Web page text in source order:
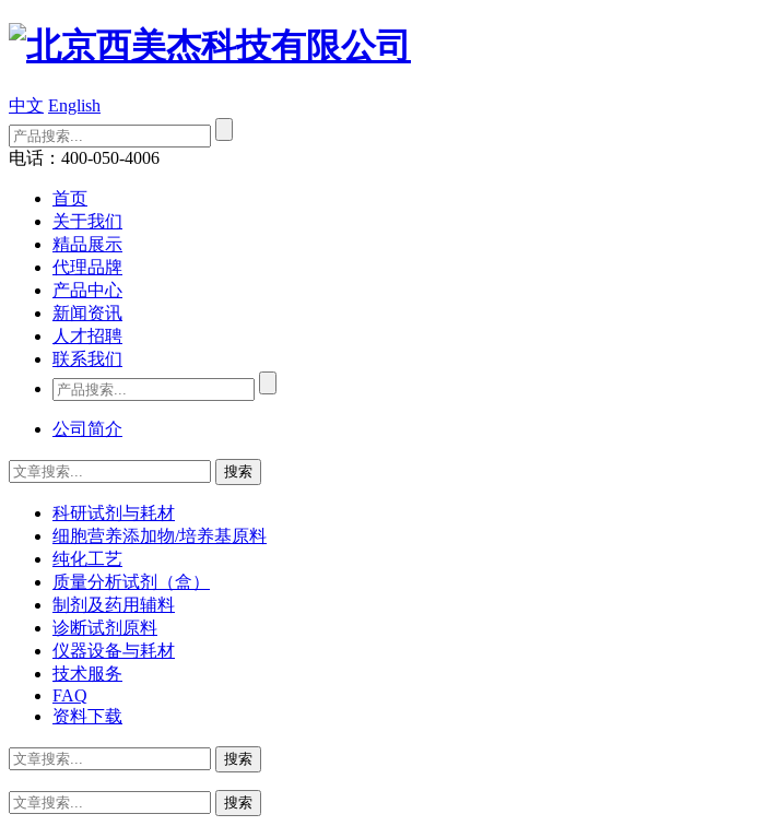
中文 English
电话：400-050-4006
首页
关于我们
精品展示
代理品牌
产品中心
新闻资讯
人才招聘
联系我们
公司简介
科研试剂与耗材
细胞营养添加物/培养基原料
纯化工艺
质量分析试剂（盒）
制剂及药用辅料
诊断试剂原料
仪器设备与耗材
技术服务
FAQ
资料下载